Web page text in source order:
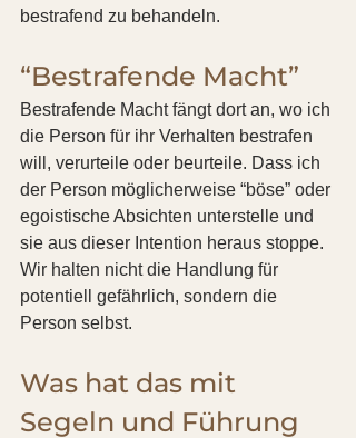
bestrafend zu behandeln.
“Bestrafende Macht”
Bestrafende Macht fängt dort an, wo ich
die Person für ihr Verhalten bestrafen
will, verurteile oder beurteile. Dass ich
der Person möglicherweise “böse” oder
egoistische Absichten unterstelle und
sie aus dieser Intention heraus stoppe.
Wir halten nicht die Handlung für
potentiell gefährlich, sondern die
Person selbst.
Was hat das mit
Segeln und Führung